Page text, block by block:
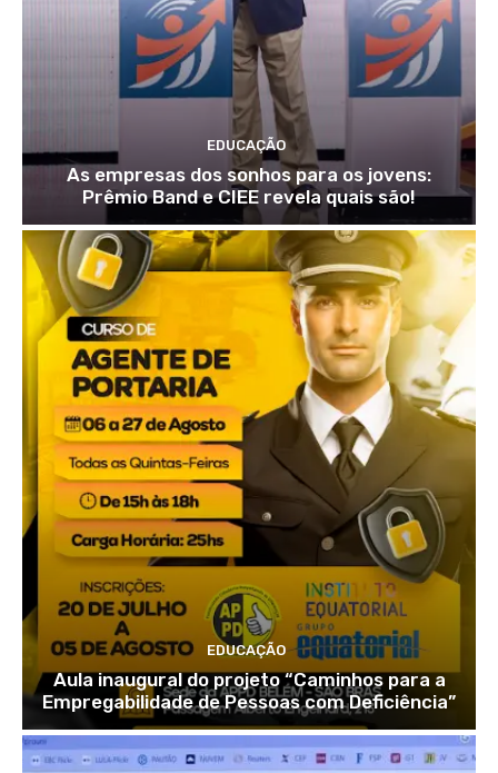
EDUCAÇÃO
As empresas dos sonhos para os jovens:
Prêmio Band e CIEE revela quais são!
EDUCAÇÃO
Aula inaugural do projeto “Caminhos para a
Empregabilidade de Pessoas com Deficiência”